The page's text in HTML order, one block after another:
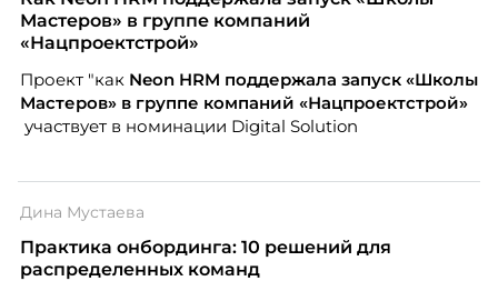
а движение. А творческая работа — это тот редкий
случай, где движение и результат могут не
Мастеров» в группе компаний
«Нацпроектстрой»
Проект "как Neon HRM поддержала запуск «Школы
Мастеров» в группе компаний «Нацпроектстрой»
участвует в номинации Digital Solution
Дина Мустаева
Практика онбординга: 10 решений для
распределенных команд